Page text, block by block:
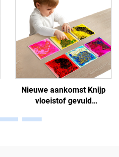
speelgoed voor autistische
kinderen
Nieuwe aankomst Knijp
vloeistof gevuld
sensorische kamer voor